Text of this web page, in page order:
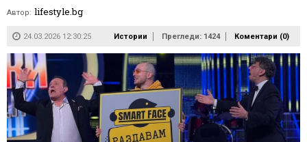
Автор: lifestyle.bg
24.03.2026 12:30:25 Истории Прегледи: 1424 Коментари (0)